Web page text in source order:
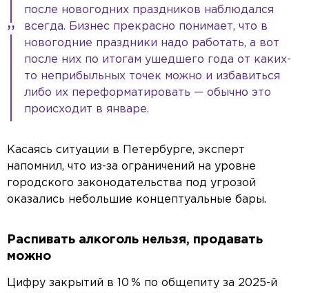
после новогодних праздников наблюдался
всегда. Бизнес прекрасно понимает, что в
новогодние праздники надо работать, а вот
после них по итогам ушедшего года от каких-
то неприбыльных точек можно и избавиться
либо их переформатировать — обычно это
происходит в январе.
Касаясь ситуации в Петербурге, эксперт
напомнил, что из-за ограничений на уровне
городского законодательства под угрозой
оказались небольшие концептуальные бары.
Распивать алкоголь нельзя, продавать
можно
Цифру закрытий в 10 % по общепиту за 2025-й